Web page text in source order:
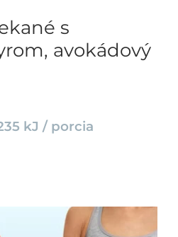
s
avokádový
kJ / porcia